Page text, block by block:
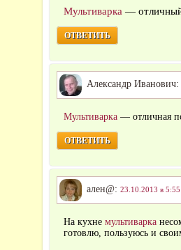
Мультиварка —
ОТВЕТИТЬ
Александр Иванович:
Мультиварка — отличная
ОТВЕТИТЬ
ален@: 23.10.2013 в
На кухне мультиварка
готовлю, пользуюсь и